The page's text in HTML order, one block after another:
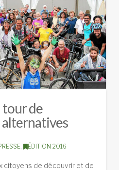
tour de
alternatives
, ÉDITION 2016
citoyens de découvrir et de